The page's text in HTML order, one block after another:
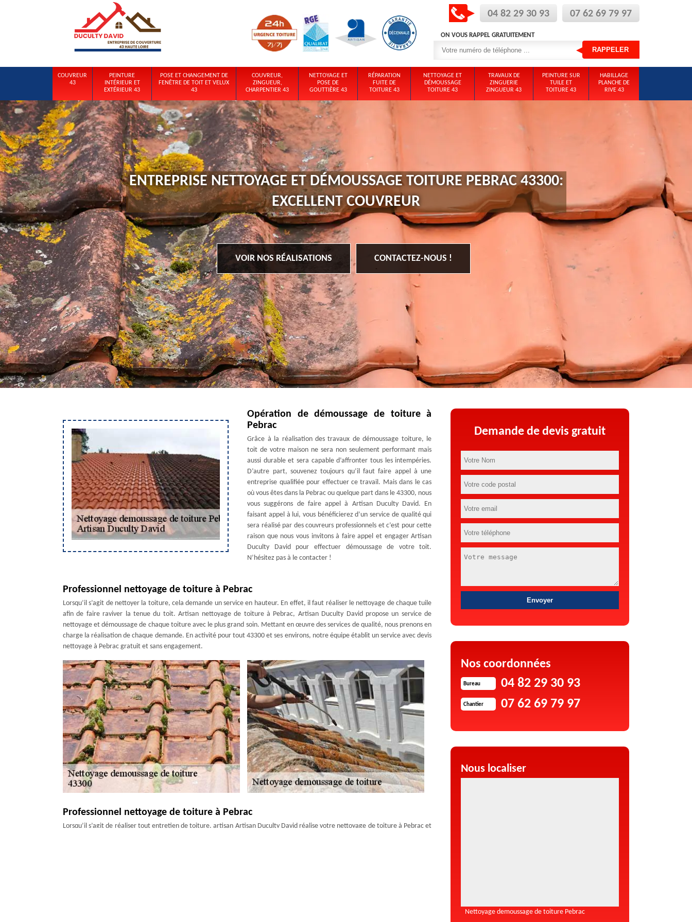
04 82 29 30 93 07 62 69 79 97
ON VOUS RAPPEL GRATUITEMENT
COUVREUR
43
PEINTURE
INTÉRIEUR ET
EXTÉRIEUR 43
POSE ET CHANGEMENT DE
FENÊTRE DE TOIT ET VELUX
43
COUVREUR,
ZINGUEUR,
CHARPENTIER 43
NETTOYAGE ET
POSE DE
GOUTTIÈRE 43
RÉPARATION
FUITE DE
TOITURE 43
NETTOYAGE ET
DÉMOUSSAGE
TOITURE 43
TRAVAUX DE
ZINGUERIE
ZINGUEUR 43
PEINTURE SUR
TUILE ET
TOITURE 43
HABILLAGE
PLANCHE DE
RIVE 43
ENTREPRISE NETTOYAGE ET DÉMOUSSAGE TOITURE PEBRAC 43300:
EXCELLENT COUVREUR
VOIR NOS RÉALISATIONS CONTACTEZ-NOUS !
Opération de démoussage de toiture à
Pebrac
Grâce à la réalisation des travaux de démoussage toiture, le
toit de votre maison ne sera non seulement performant mais
aussi durable et sera capable d’affronter tous les intempéries.
D’autre part, souvenez toujours qu’il faut faire appel à une
entreprise qualifiée pour effectuer ce travail. Mais dans le cas
où vous êtes dans la Pebrac ou quelque part dans le 43300, nous
vous suggérons de faire appel à Artisan Duculty David. En
faisant appel à lui, vous bénéficierez d’un service de qualité qui
sera réalisé par des couvreurs professionnels et c’est pour cette
raison que nous vous invitons à faire appel et engager Artisan
Duculty David pour effectuer démoussage de votre toit.
N’hésitez pas à le contacter !
Professionnel nettoyage de toiture à Pebrac
Lorsqu’il s’agit de nettoyer la toiture, cela demande un service en hauteur. En effet, il faut réaliser le nettoyage de chaque tuile
afin de faire raviver la tenue du toit. Artisan nettoyage de toiture à Pebrac, Artisan Duculty David propose un service de
nettoyage et démoussage de chaque toiture avec le plus grand soin. Mettant en œuvre des services de qualité, nous prenons en
charge la réalisation de chaque demande. En activité pour tout 43300 et ses environs, notre équipe établit un service avec devis
nettoyage à Pebrac gratuit et sans engagement.
Professionnel nettoyage de toiture à Pebrac
Lorsqu’il s’agit de réaliser tout entretien de toiture, artisan Artisan Duculty David réalise votre nettoyage de toiture à Pebrac et
Demande de devis gratuit
Nos coordonnées
Bureau 04 82 29 30 93
Chantier 07 62 69 79 97
Nous localiser
Nettoyage demoussage de toiture Pebrac